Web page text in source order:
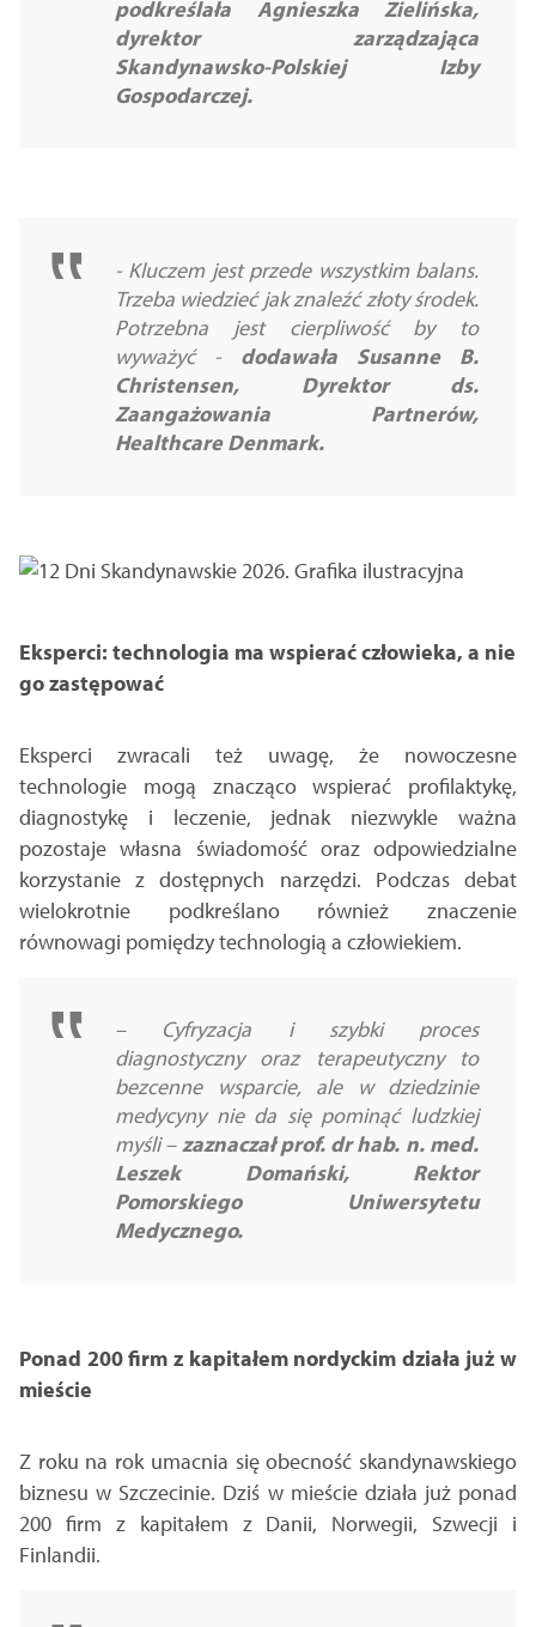
podkreślała Agnieszka Zielińska,
dyrektor zarządzająca
Skandynawsko-Polskiej Izby
Gospodarczej.
- Kluczem jest przede wszystkim balans.
Trzeba wiedzieć jak znaleźć złoty środek.
Potrzebna jest cierpliwość by to
wyważyć - dodawała Susanne B.
Christensen, Dyrektor ds.
Zaangażowania Partnerów,
Healthcare Denmark.
Eksperci: technologia ma wspierać człowieka, a nie
go zastępować
Eksperci zwracali też uwagę, że nowoczesne
technologie mogą znacząco wspierać profilaktykę,
diagnostykę i leczenie, jednak niezwykle ważna
pozostaje własna świadomość oraz odpowiedzialne
korzystanie z dostępnych narzędzi. Podczas debat
wielokrotnie podkreślano również znaczenie
równowagi pomiędzy technologią a człowiekiem.
– Cyfryzacja i szybki proces
diagnostyczny oraz terapeutyczny to
bezcenne wsparcie, ale w dziedzinie
medycyny nie da się pominąć ludzkiej
myśli–zaznaczał prof. dr hab. n. med.
Leszek Domański, Rektor
Pomorskiego Uniwersytetu
Medycznego.
Ponad 200 firm z kapitałem nordyckim działa już w
mieście
Z roku na rok umacnia się obecność skandynawskiego
biznesu w Szczecinie. Dziś w mieście działa już ponad
200 firm z kapitałem z Danii, Norwegii, Szwecji i
Finlandii.